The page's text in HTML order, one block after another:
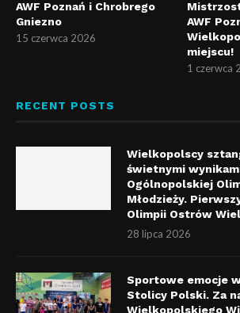
AWF Poznań i Chrobrego
Gniezno
15 czerwca 2026
AWF
miejscu!
1 czerwca
RECENT POSTS
Wielkopolscy
świetnymi wynikami
Ogólnopolskiej
Młodzieży.
Olimpii Ostrów
28 lipca 2026
Sportowe emocje
Stolicy Polski. Za
Wielkopolskiego